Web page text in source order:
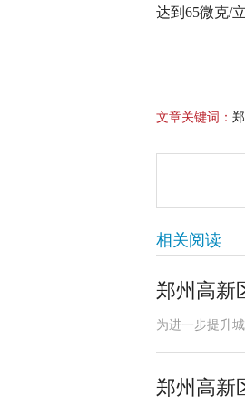
达到65微克/
文章关键词：
相关阅读
郑州高新
为进一步提升
郑州高新